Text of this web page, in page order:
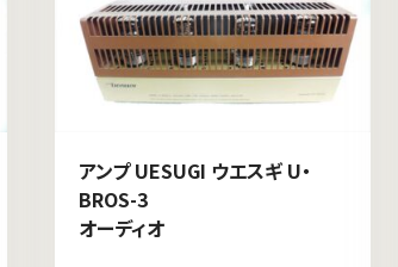
アンプ UESUGI ウエスギ U・
BROS-3
オーディオ